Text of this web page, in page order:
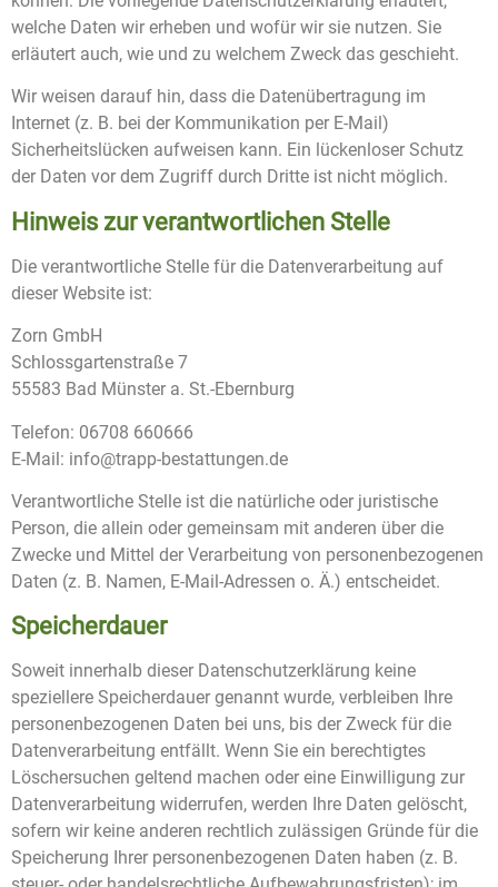
welche Daten wir erheben und wofür wir sie nutzen. Sie
erläutert auch, wie und zu welchem Zweck das geschieht.
Wir weisen darauf hin, dass die Datenübertragung im
Internet (z. B. bei der Kommunikation per E-Mail)
Sicherheitslücken aufweisen kann. Ein lückenloser Schutz
der Daten vor dem Zugriff durch Dritte ist nicht möglich.
Hinweis zur verantwortlichen Stelle
Die verantwortliche Stelle für die Datenverarbeitung auf
dieser Website ist:
Zorn GmbH
Schlossgartenstraße 7
55583 Bad Münster a. St.-Ebernburg
Telefon: 06708 660666
E-Mail: info@trapp-bestattungen.de
Verantwortliche Stelle ist die natürliche oder juristische
Person, die allein oder gemeinsam mit anderen über die
Zwecke und Mittel der Verarbeitung von personenbezogenen
Daten (z. B. Namen, E-Mail-Adressen o. Ä.) entscheidet.
Speicherdauer
Soweit innerhalb dieser Datenschutzerklärung keine
speziellere Speicherdauer genannt wurde, verbleiben Ihre
personenbezogenen Daten bei uns, bis der Zweck für die
Datenverarbeitung entfällt. Wenn Sie ein berechtigtes
Löschersuchen geltend machen oder eine Einwilligung zur
Datenverarbeitung widerrufen, werden Ihre Daten gelöscht,
sofern wir keine anderen rechtlich zulässigen Gründe für die
Speicherung Ihrer personenbezogenen Daten haben (z. B.